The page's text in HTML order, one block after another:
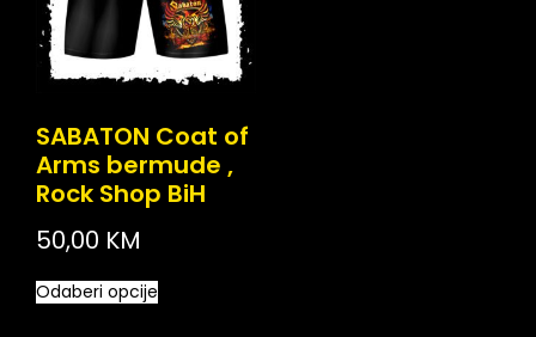
SABATON Coat of
Arms bermude ,
Rock Shop BiH
50,00 KM
Odaberi opcije